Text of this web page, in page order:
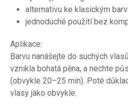
alternativu ke klasickým
jednoduché použití bez
Aplikace:
Barvu nanášejte do suchých
vznikla bohatá pěna, a nechte
(obvykle 20–25 min). Poté
vlasy jako obvykle.